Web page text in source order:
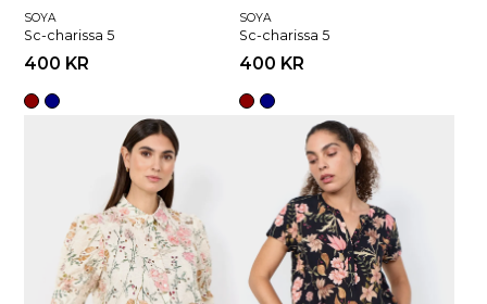
SOYA
Sc-charissa 5
400 KR
SOYA
Sc-charissa 5
400 KR